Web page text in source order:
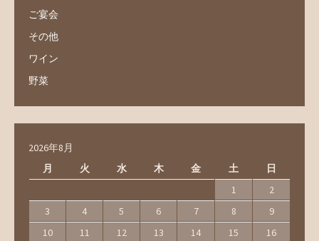
ご宴会
その他
ワイン
野菜
2026年8月
月
火 水 木 金 土 日
1
2
3
4 5 6 7 8
9
10
11 12 13 14 15
16